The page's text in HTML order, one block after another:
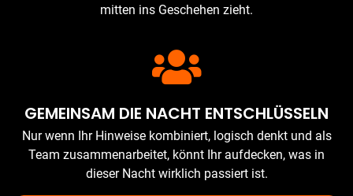
mitten ins Geschehen zieht.
GEMEINSAM DIE NACHT ENTSCHLÜSSELN
Nur wenn Ihr Hinweise kombiniert, logisch denkt und als
Team zusammenarbeitet, könnt Ihr aufdecken, was in
dieser Nacht wirklich passiert ist.